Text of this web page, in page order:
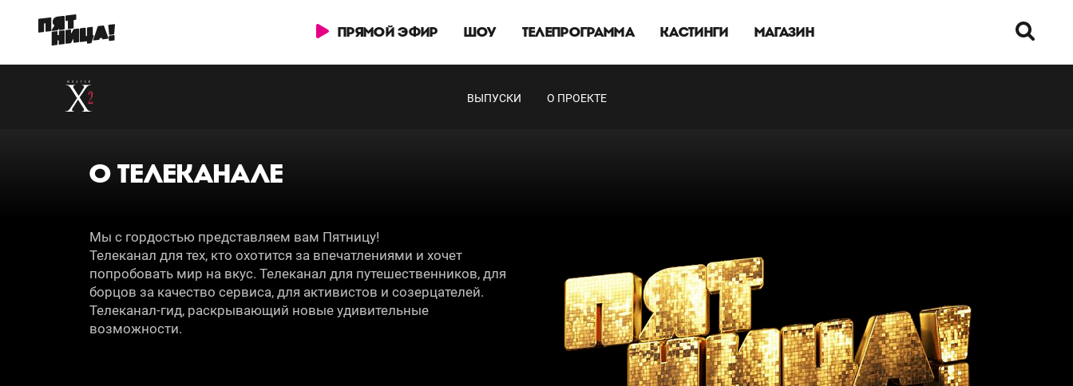
ПРЯМОЙ ЭФИР ШОУ ТЕЛЕПРОГРАММА КАСТИНГИ МАГАЗИН
ВЫПУСКИ О ПРОЕКТЕ
О ТЕЛЕКАНАЛЕ
Мы с гордостью представляем вам Пятницу!
Телеканал для тех, кто охотится за впечатлениями и хочет
попробовать мир на вкус. Телеканал для путешественников, для
борцов за качество сервиса, для активистов и созерцателей.
Телеканал-гид, раскрывающий новые удивительные
возможности.